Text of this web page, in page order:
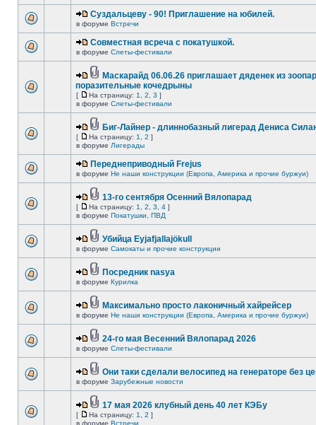
Суздальцеву - 90! Приглашение на юбилей.
в форуме Встречи
Совместная всреча с покатушкой.
в форуме Слеты-фестивали
Маскарайд 06.06.26 приглашает дяденек из
поразительные кочедрыны
[ На страницу: 1 2 3 ]
в форуме Слеты-фестивали
Биг-Лайнер - длиннобазный лигерад Дениса
[ На страницу: 1 2 ]
в форуме Лигерады
Переднеприводный Frejus
в форуме Не наши конструкции (Европа, Америка и прочие буржуи)
13-го сентября Осенний Вялопарад
[ На страницу: 1 2 3 4 ]
в форуме Покатушки, ПВД
Убийца Eyjafjallajökull
в форуме Самокаты и прочие конструкции
Посредник nasya
в форуме Курилка
Максимально просто лаконичный хайрейсер
в форуме Не наши конструкции (Европа, Америка и прочие буржуи)
24-го мая Весенний Вялопарад 2026
в форуме Слеты-фестивали
Они таки сделали велосипед на генераторе без
в форуме Зарубежные новости
17 мая 2026 клубный день 40 лет КЭБу
[ На страницу: 1 2 ]
в форуме Встречи